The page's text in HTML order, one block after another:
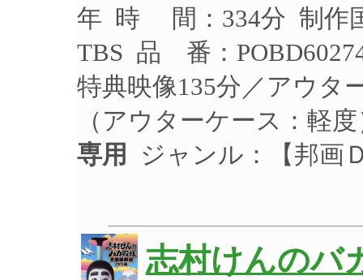
年 時 間：334分 制作
TBS 品 番：
特典映像135分／アウタ
（アウターケース：軽
専用
ジャンル：【邦画
志村けんの